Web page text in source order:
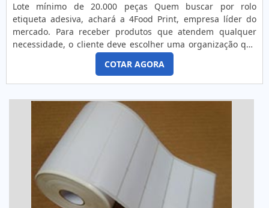
Lote mínimo de 20.000 peças Quem buscar por rolo
etiqueta adesiva, achará a 4Food Print, empresa líder do
mercado. Para receber produtos que atendem qualquer
necessidade, o cliente deve escolher uma organização que
se destaque por um bom suporte pré-venda e tenha ampla
experiência no ramo.Quando a questão é rolo etiqueta
adesiva, na 4Food Print o cliente obterá proteção e
INTERESSANTES...
COTAR AGORA